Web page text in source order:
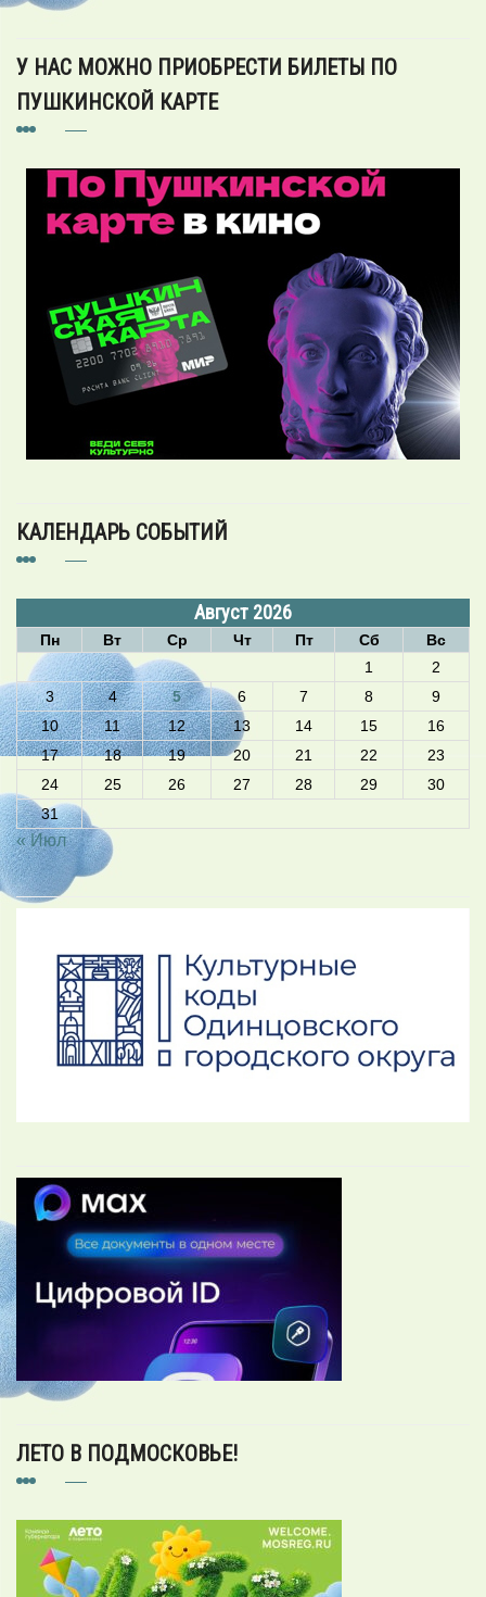
У НАС МОЖНО ПРИОБРЕСТИ БИЛЕТЫ ПО
ПУШКИНСКОЙ КАРТЕ
КАЛЕНДАРЬ СОБЫТИЙ
Август 2026
Пн Вт Ср Чт Пт Сб
Вс
1
2
3
4 5 6 7 8
9
10
11 12 13 14 15
16
17
18 19 20 21 22
23
24
25 26 27 28 29
30
31
« Июл
ЛЕТО В ПОДМОСКОВЬЕ!